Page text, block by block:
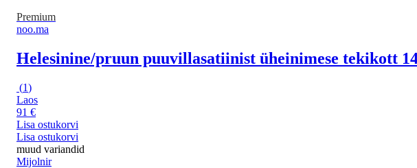
Premium
noo.ma
Helesinine/pruun puuvillasatiinist üheinimese tekikott
(1)
Laos
91 €
Lisa ostukorvi
Lisa ostukorvi
muud variandid
Mijolnir